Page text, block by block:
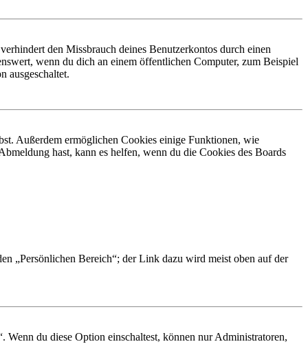
den Missbrauch deines Benutzerkontos durch einen
wenn du dich an einem öffentlichen Computer, zum Beispiel
ausgeschaltet.
Außerdem ermöglichen Cookies einige Funktionen, wie
hast, kann es helfen, wenn du die Cookies des Boards
„Persönlichen Bereich“; der Link dazu wird meist oben auf der
du diese Option einschaltest, können nur Administratoren,